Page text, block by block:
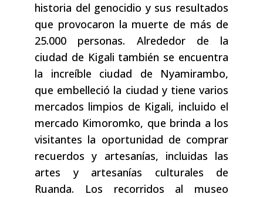
historia del genocidio y sus resultados
que provocaron la muerte de más de
25.000 personas. Alrededor de la
ciudad de Kigali también se encuentra
la increíble ciudad de Nyamirambo,
que embelleció la ciudad y tiene varios
mercados limpios de Kigali, incluido el
mercado Kimoromko, que brinda a los
visitantes la oportunidad de comprar
recuerdos y artesanías, incluidas las
artes y artesanías culturales de
Ruanda. Los recorridos al museo